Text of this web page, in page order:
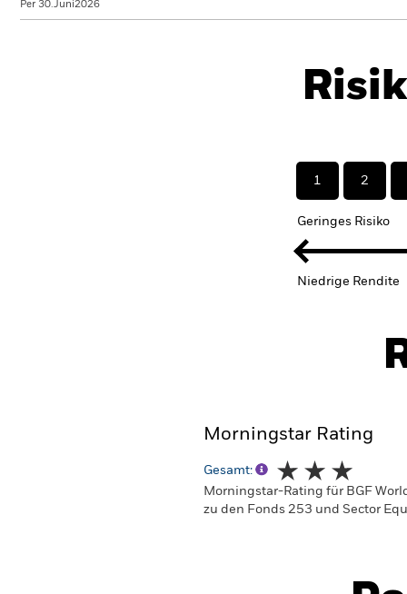
Per 30.Juni2026
1 2
Geringes Risiko
Niedrige Rendite
Morningstar Rating
Gesamt:
Morningstar-Rating für BGF
zu den Fonds 253 und Sector